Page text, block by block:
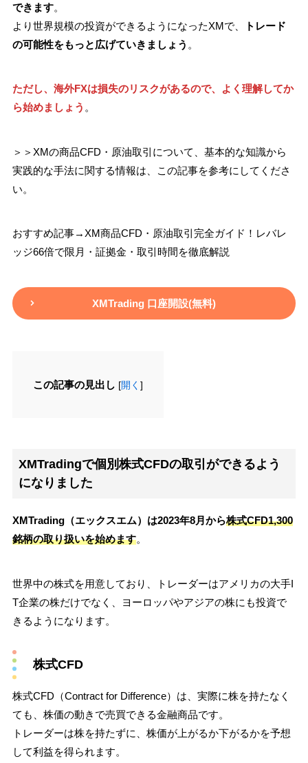
できます。
より世界規模の投資ができるようになったXMで、
トレード
の可能性をもっと広げていきましょう 。
ただし、海外FXは損失のリスクがあるので、よく理解してか
ら始めましょう 。
＞＞XMの商品CFD・原油取引について、基本的な知識から
実践的な手法に関する情報は、この記事を参考にしてくださ
い。
おすすめ記事→XM商品CFD・原油取引完全ガイド！レバレ
ッジ66倍で限月・証拠金・取引時間を徹底解説
XMTrading 口座開設(無料)
この記事の見出し [開く ]
XMTradingで個別株式CFDの取引ができるよう
になりました
XMTrading（エックスエム）は2023年8月から株式CFD1,300
銘柄の取り扱いを始めます。
世界中の株式を用意しており、トレーダーはアメリカの大手I
T企業の株だけでなく、ヨーロッパやアジアの株にも投資で
きるようになります。
株式CFD
株式CFD（Contract for Difference）は、実際に株を持たなく
ても、株価の動きで売買できる金融商品です。
トレーダーは株を持たずに、株価が上がるか下がるかを予想
して利益を得られます。